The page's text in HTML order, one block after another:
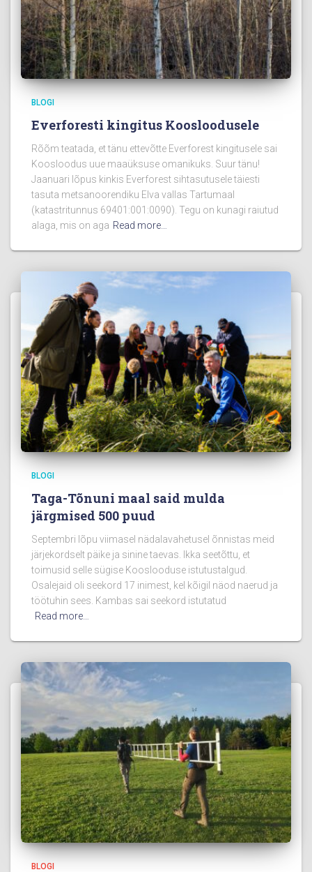
BLOGI
Everforesti kingitus Koosloodusele
Rõõm teatada, et tänu ettevõtte Everforest kingitusele sai
Koosloodus uue maaüksuse omanikuks. Suur tänu!
Jaanuari lõpus kinkis Everforest sihtasutusele täiesti
tasuta metsanoorendiku Elva vallas Tartumaal
(katastritunnus 69401:001:0090). Tegu on kunagi raiutud
alaga, mis on aga Read more…
BLOGI
Taga-Tõnuni maal said mulda
järgmised 500 puud
Septembri lõpu viimasel nädalavahetusel õnnistas meid
järjekordselt päike ja sinine taevas. Ikka seetõttu, et
toimusid selle sügise Kooslooduse istutustalgud.
Osalejaid oli seekord 17 inimest, kel kõigil näod naerud ja
töötuhin sees. Kambas sai seekord istutatud
Read more…
BLOGI